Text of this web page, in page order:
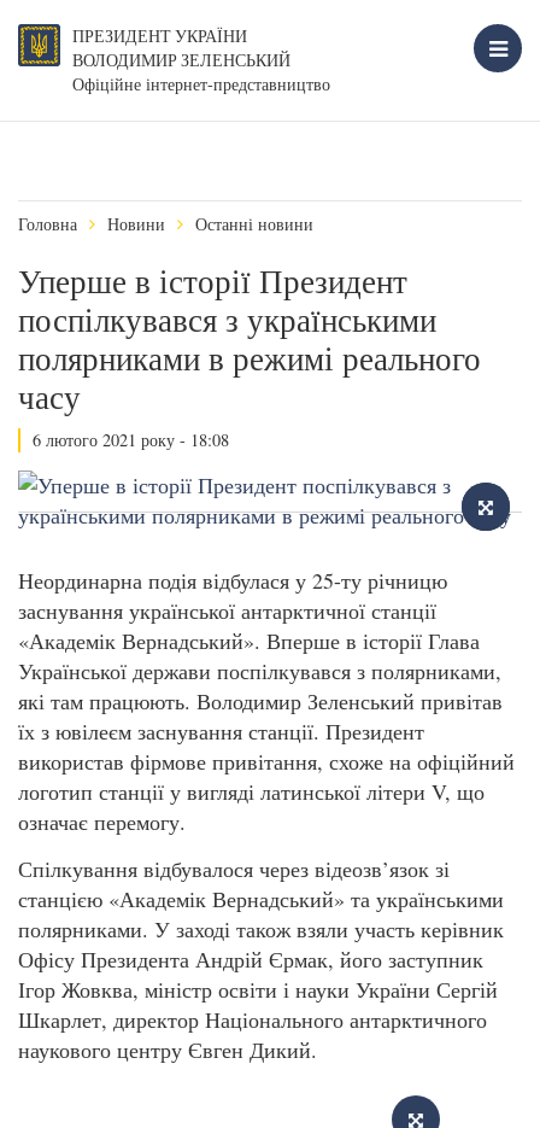
ПРЕЗИДЕНТ УКРАЇНИ
ВОЛОДИМИР ЗЕЛЕНСЬКИЙ
Офіційне інтернет-представництво
Головна Новини Останні новини
Уперше в історії Президент
поспілкувався з українськими
полярниками в режимі реального
часу
6 лютого 2021 року - 18:08
Неординарна подія відбулася у 25-ту річницю
заснування української антарктичної станції
«Академік Вернадський». Вперше в історії Глава
Української держави поспілкувався з полярниками,
які там працюють. Володимир Зеленський привітав
їх з ювілеєм заснування станції. Президент
використав фірмове привітання, схоже на офіційний
логотип станції у вигляді латинської літери V, що
означає перемогу.
Спілкування відбувалося через відеозв’язок зі
станцією «Академік Вернадський» та українськими
полярниками. У заході також взяли участь керівник
Офісу Президента Андрій Єрмак, його заступник
Ігор Жовква, міністр освіти і науки України Сергій
Шкарлет, директор Національного антарктичного
наукового центру Євген Дикий.